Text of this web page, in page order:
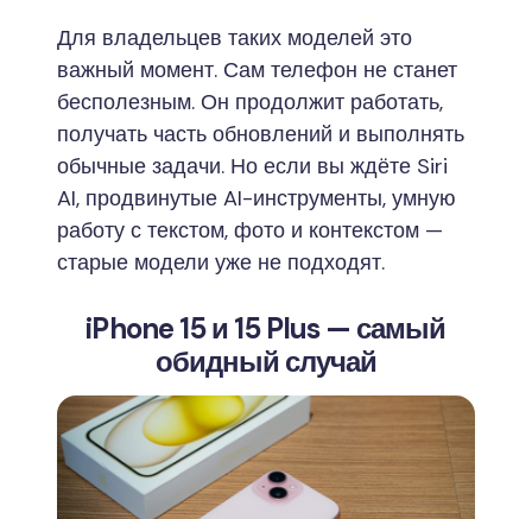
Для владельцев таких моделей это
важный момент. Сам телефон не станет
бесполезным. Он продолжит работать,
получать часть обновлений и выполнять
обычные задачи. Но если вы ждёте Siri
AI, продвинутые AI-инструменты, умную
работу с текстом, фото и контекстом —
старые модели уже не подходят.
iPhone 15 и 15 Plus — самый
обидный случай